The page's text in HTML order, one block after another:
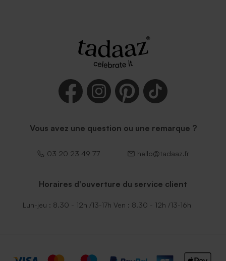
Enveloppe rouge vif
Vous avez une question ou une remarque ?
03 20 23 49 77 hello@tadaaz.fr
Horaires d'ouverture du service client
Lun-jeu : 8.30 - 12h /13-17h Ven : 8.30 - 12h /13-16h